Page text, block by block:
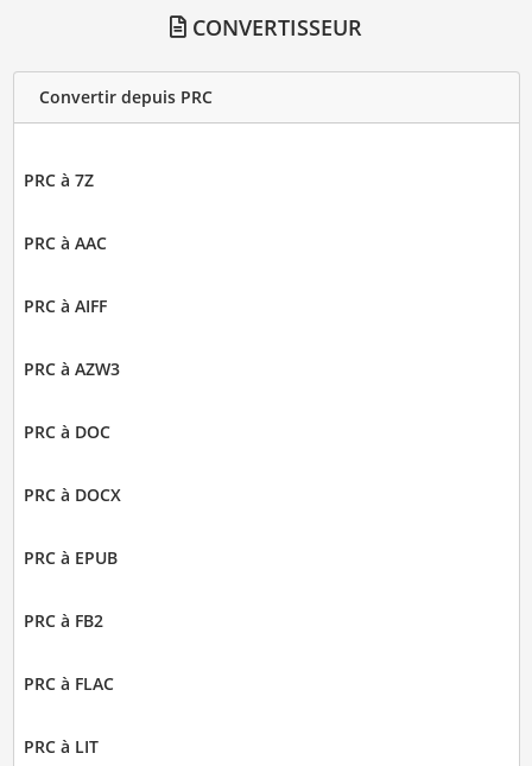
CONVERTISSEUR
Convertir depuis PRC
PRC à 7Z
PRC à AAC
PRC à AIFF
PRC à AZW3
PRC à DOC
PRC à DOCX
PRC à EPUB
PRC à FB2
PRC à FLAC
PRC à LIT